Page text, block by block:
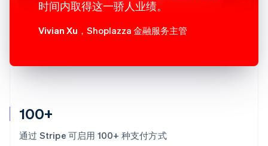
100+
通过 Stripe 可启用 100+ 种支付方式
时间内取得这一骄人业绩。
Vivian Xu ，Shoplazza 金融服务主管